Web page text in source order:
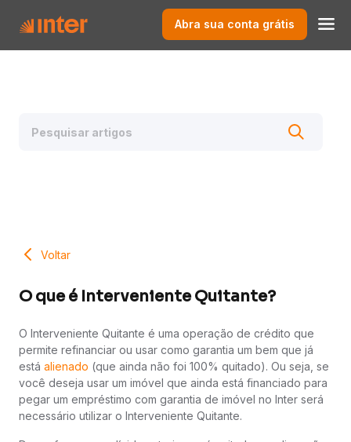
Abra sua conta grátis
Voltar
O que é Interveniente Quitante?
O Interveniente Quitante é uma operação de crédito que
permite refinanciar ou usar como garantia um bem que já
está alienado (que ainda não foi 100% quitado). Ou seja, se
você deseja usar um imóvel que ainda está financiado para
pegar um empréstimo com garantia de imóvel no Inter será
necessário utilizar o Interveniente Quitante.